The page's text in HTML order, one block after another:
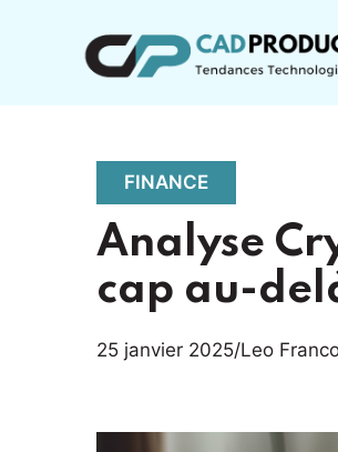
FINANCE
Analyse
cap au-
25 janvier 2025/Leo